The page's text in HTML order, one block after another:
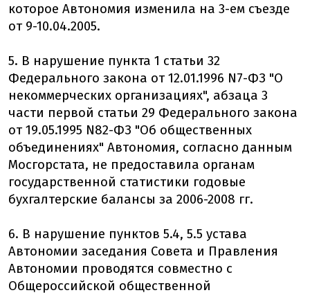
которое Автономия изменила на 3-ем съезде
от 9-10.04.2005.
5. В нарушение пункта 1 статьи 32
Федерального закона от 12.01.1996 N7-ФЗ "О
некоммерческих организациях", абзаца 3
части первой статьи 29 Федерального закона
от 19.05.1995 N82-ФЗ "Об общественных
объединениях" Автономия, согласно данным
Мосгорстата, не предоставила органам
государственной статистики годовые
бухгалтерские балансы за 2006-2008 гг.
6. В нарушение пунктов 5.4, 5.5 устава
Автономии заседания Совета и Правления
Автономии проводятся совместно с
Общероссийской общественной